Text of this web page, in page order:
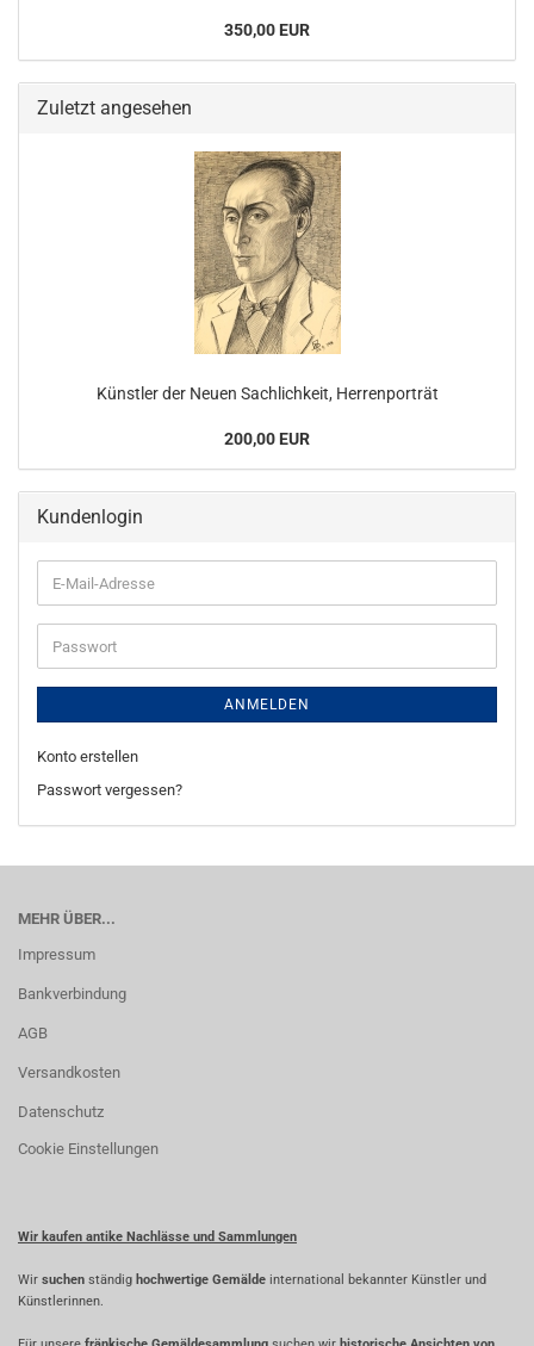
350,00 EUR
Zuletzt angesehen
Künstler der Neuen Sachlichkeit, Herrenporträt
200,00 EUR
Kundenlogin
E-
Mail-
Adresse
Passwort
ANMELDEN
Konto erstellen
Passwort vergessen?
MEHR ÜBER...
Impressum
Bankverbindung
AGB
Versandkosten
Datenschutz
Cookie Einstellungen
Wir kaufen antike Nachlässe und Sammlungen
Wir suchen ständig hochwertige Gemälde international bekannter Künstler und
Künstlerinnen.